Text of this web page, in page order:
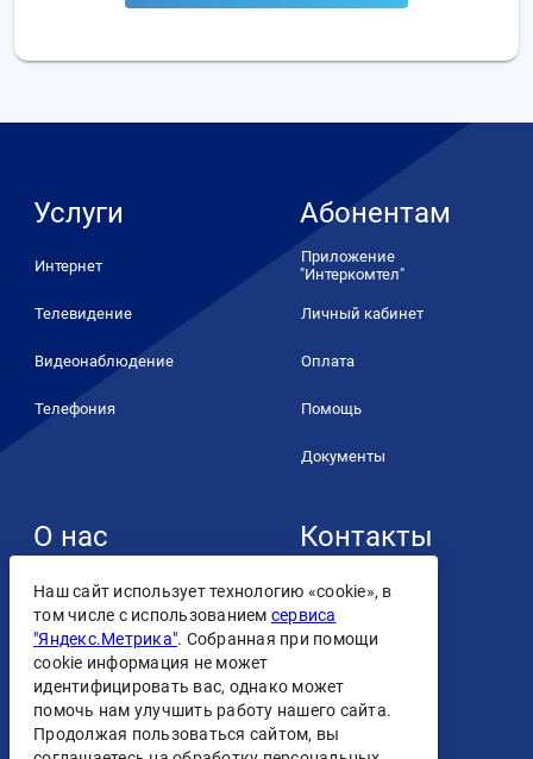
Услуги
Интернет
Телевидение
Видеонаблюдение
Телефония
Абонентам
Приложение
"Интеркомтел"
Личный кабинет
Оплата
Помощь
Документы
О нас
О компании
Контакты
Лицензии
Персональные данные
Контакты
Скачать
Наш сайт использует технологию «cookie», в
том числе с использованием сервиса
"Яндекс.Метрика". Собранная при помощи
cookie информация не может
идентифицировать вас, однако может
помочь нам улучшить работу нашего сайта.
Продолжая пользоваться сайтом, вы